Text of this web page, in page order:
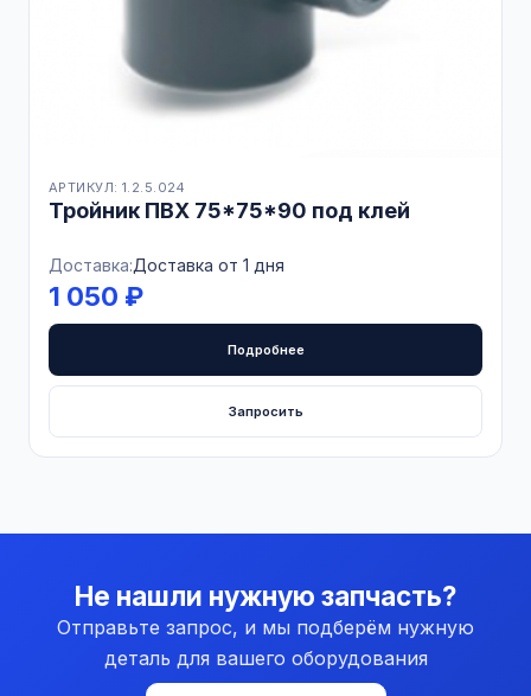
АРТИКУЛ: 1.2.5.024
Тройник ПВХ 75*75*90 под клей
Доставка:Доставка от 1 дня
1 050 ₽
Подробнее
Запросить
Не нашли нужную запчасть?
Отправьте запрос, и мы подберём нужную
деталь для вашего оборудования